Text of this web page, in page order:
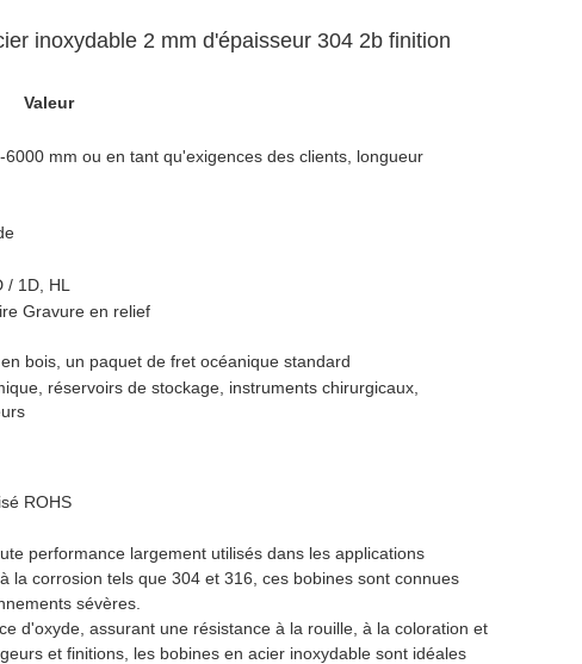
inoxydable 2 mm d'épaisseur 304 2b finition
Valeur
mm ou en tant qu'exigences des clients, longueur
1D, HL
Gravure en relief
bois, un paquet de fret océanique standard
réservoirs de stockage, instruments chirurgicaux,
ROHS
performance largement utilisés dans les applications
la corrosion tels que 304 et 316, ces bobines sont connues
sévères.
d'oxyde, assurant une résistance à la rouille, à la coloration et
et finitions, les bobines en acier inoxydable sont idéales